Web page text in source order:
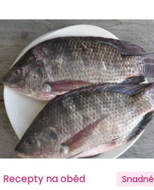
Recepty na oběd Snadné